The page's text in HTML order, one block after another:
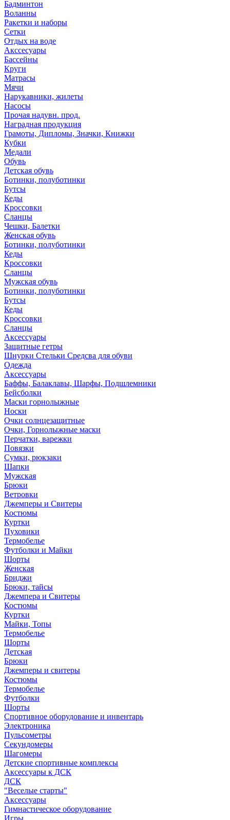
Бадминтон
Воланны
Ракетки и наборы
Сетки
Отдых на воде
Акссесуары
Бассейны
Круги
Матрасы
Мячи
Нарукавники, жилеты
Насосы
Прочая надувн. прод.
Наградная продукция
Грамоты, Дипломы, Значки, Книжки
Кубки
Медали
Обувь
Детская обувь
Ботинки, полуботинки
Бутсы
Кеды
Кроссовки
Сланцы
Чешки, Балетки
Женская обувь
Ботинки, полуботинки
Кеды
Кроссовки
Сланцы
Мужская обувь
Ботинки, полуботинки
Бутсы
Кеды
Кроссовки
Сланцы
Аксессуары
Защитные гетры
Шнурки Стельки Средсва для обуви
Одежда
Аксессуары
Баффы, Балаклавы, Шарфы, Подшлемники
Бейсболки
Маски горнолыжные
Носки
Очки солнцезащитные
Очки, Горнолыжные маски
Перчатки, варежки
Повязки
Сумки, рюкзаки
Шапки
Мужская
Брюки
Ветровки
Джемперы и Свитеры
Костюмы
Куртки
Пуховики
Термобелье
Футболки и Майки
Шорты
Женская
Бриджи
Брюки, тайсы
Джемпера и Свитеры
Костюмы
Куртки
Майки, Топы
Термобелье
Шорты
Детская
Брюки
Джемперы и свитеры
Костюмы
Термобелье
Футболки
Шорты
Спортивное оборудование и инвентарь
Электроника
Пульсометры
Секундомеры
Шагомеры
Детские спортивные комплексы
Аксессуары к ДСК
ДСК
"Веселые старты"
Аксессуары
Гимнастическое оборудование
Игры